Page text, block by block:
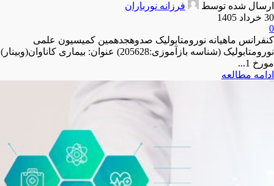
ارسال شده توسط
فرزانه نورباران
30 خرداد 1405
0
کنفرانس ماهیانه نورومتابولیک صدوهجدهمین کمیسیون علمی
نورومتابولیک (شناسه بازآموزی:205628) عنوان: بیماری کاناوان(وبینار)
مورخ 1...
ادامه مطالعه